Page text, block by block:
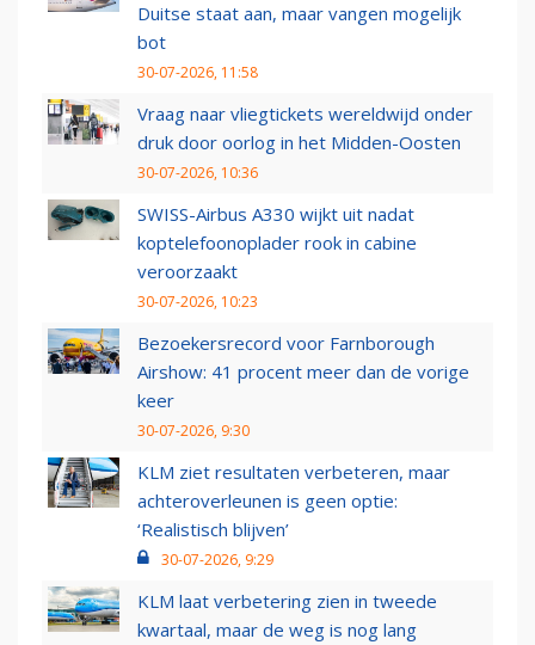
Duitse staat aan, maar vangen mogelijk
bot
30-07-2026, 11:58
Vraag naar vliegtickets wereldwijd onder
druk door oorlog in het Midden-Oosten
30-07-2026, 10:36
SWISS-Airbus A330 wijkt uit nadat
koptelefoonoplader rook in cabine
veroorzaakt
30-07-2026, 10:23
Bezoekersrecord voor Farnborough
Airshow: 41 procent meer dan de vorige
keer
30-07-2026, 9:30
KLM ziet resultaten verbeteren, maar
achteroverleunen is geen optie:
‘Realistisch blijven’
30-07-2026, 9:29
KLM laat verbetering zien in tweede
kwartaal, maar de weg is nog lang